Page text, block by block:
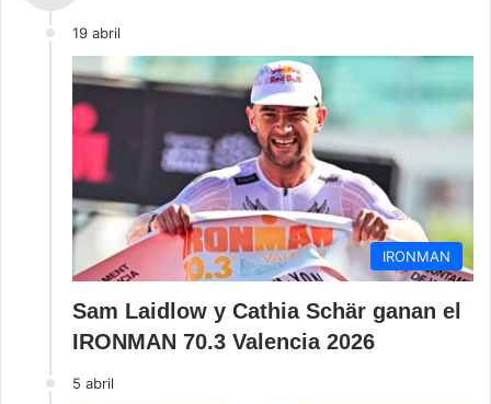
19 abril
IRONMAN
Sam Laidlow y Cathia Schär ganan el
IRONMAN 70.3 Valencia 2026
5 abril